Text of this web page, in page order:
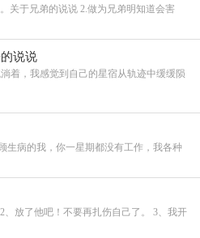
关于兄弟的说说 2.做为兄弟明知道会害
说说
着，我感觉到自己的星宿从轨迹中缓缓陨
生病的我，你一星期都没有工作，我各种
、放了他吧！不要再扎伤自己了。 3、我开